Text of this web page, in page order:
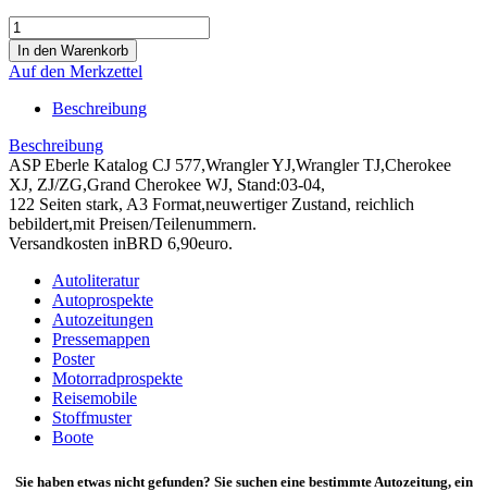
Auf den Merkzettel
Beschreibung
Beschreibung
ASP Eberle Katalog CJ 577,Wrangler YJ,Wrangler TJ,Cherokee
XJ, ZJ/ZG,Grand Cherokee WJ, Stand:03-04,
122 Seiten stark, A3 Format,neuwertiger Zustand, reichlich
bebildert,mit Preisen/Teilenummern.
Versandkosten inBRD 6,90euro.
Autoliteratur
Autoprospekte
Autozeitungen
Pressemappen
Poster
Motorradprospekte
Reisemobile
Stoffmuster
Boote
Sie haben etwas nicht gefunden? Sie suchen eine bestimmte Autozeitung, ein